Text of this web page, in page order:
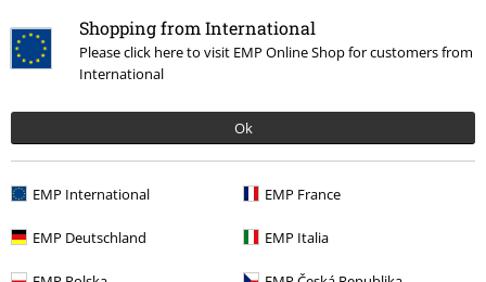
Shopping from International
Please click here to visit EMP Online Shop for customers from
International
Ok
EMP International EMP France
EMP Deutschland EMP Italia
Zuletzt angesehene Artikel